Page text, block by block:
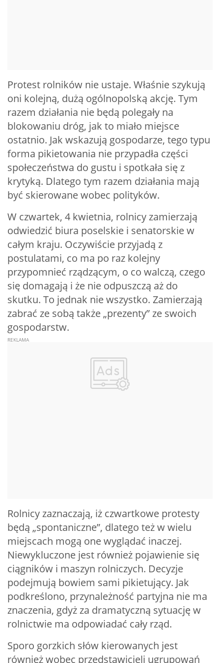
Protest rolników nie ustaje. Właśnie szykują
oni kolejną, dużą ogólnopolską akcję. Tym
razem działania nie będą polegały na
blokowaniu dróg, jak to miało miejsce
ostatnio. Jak wskazują gospodarze, tego typu
forma pikietowania nie przypadła części
społeczeństwa do gustu i spotkała się z
krytyką. Dlatego tym razem działania mają
być skierowane wobec polityków.
W czwartek, 4 kwietnia, rolnicy zamierzają
odwiedzić biura poselskie i senatorskie w
całym kraju. Oczywiście przyjadą z
postulatami, co ma po raz kolejny
przypomnieć rządzącym, o co walczą, czego
się domagają i że nie odpuszczą aż do
skutku. To jednak nie wszystko. Zamierzają
zabrać ze sobą także „prezenty” ze swoich
gospodarstw.
Rolnicy zaznaczają, iż czwartkowe protesty
będą „spontaniczne”, dlatego też w wielu
miejscach mogą one wyglądać inaczej.
Niewykluczone jest również pojawienie się
ciągników i maszyn rolniczych. Decyzje
podejmują bowiem sami pikietujący. Jak
podkreślono, przynależność partyjna nie ma
znaczenia, gdyż za dramatyczną sytuację w
rolnictwie ma odpowiadać cały rząd.
Sporo gorzkich słów kierowanych jest
również wobec przedstawicieli ugrupowań